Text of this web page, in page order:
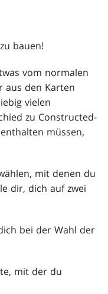
bauen!
vom normalen
aus den Karten
vielen
zu Constructed-
müssen,
mit denen du
dir, dich auf zwei
bei der Wahl der
mit der du